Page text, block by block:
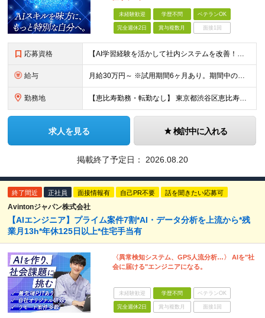
未経験歓迎 学歴不問 ベテランOK
完全週休2日 賞与複数月 面接1回
応募資格 【AI学習経験を活かして社内システムを改善！】 ◆AI、IT、DX、プログラミング等を学んだ経験がある方 ◆学歴不問 ＼こんな方にぴったりです／ ◆自分のアイディアで業務を改善し、仲間の役に立ちたい
給与 月給30万円～ ※試用期間6ヶ月あり。期間中の給与・待遇の差異はありません ※月給には月45時間分の固定残業代（月7万8,000円～）を含みます ※超過分は別途支給します
勤務地 【恵比寿勤務・転勤なし】 東京都渋谷区恵比寿南1-1-9 岩徳ビル 9F (変更の範囲)上記を除く当社関連勤務地
求人を見る 検討中に入れる
掲載終了予定日： 2026.08.20
終了間近 正社員 面接情報有 自己PR不要 話を聞きたい応募可
Avintonジャパン株式会社
【AIエンジニア】プライム案件7割*AI・データ分析を上流から*残
業月13h*年休125日以上*住宅手当有
〈異常検知システム、GPS人流分析…〉 AIを"社
会に届ける"エンジニアになる。
未経験歓迎 学歴不問 ベテランOK
完全週休2日 賞与複数月 面接1回